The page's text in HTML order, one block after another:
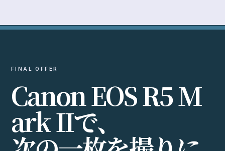
FINAL OFFER
CanonEOSR5M
arkIIで、